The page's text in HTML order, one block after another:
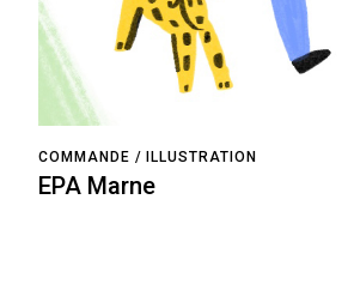
COMMANDE ILLUSTRATION
EPA Marne